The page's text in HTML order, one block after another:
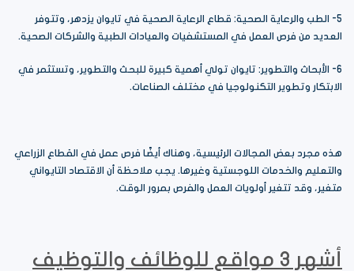
5- الطب والرعاية الصحية: قطاع الرعاية الصحية في تايوان يزدهر، وتتوفر
العديد من فرص العمل في المستشفيات والعيادات الطبية والشركات الصحية.
6- الأبحاث والتطوير: تايوان تولي أهمية كبيرة للبحث والتطوير، وتستثمر في
الابتكار وتطوير التكنولوجيا في مختلف الصناعات.
هذه مجرد بعض المجالات الرئيسية، وهناك أيضًا فرص عمل في القطاع الزراعي
والتعليم والخدمات اللوجستية وغيرها. يجب ملاحظة أن الاقتصاد التايواني
متغير، وقد تتغير أولويات العمل والفرص بمرور الوقت.
أشهر 3 مواقع للوظائف والتوظيف